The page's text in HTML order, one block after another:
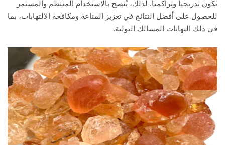
يكون تدريجياً وتراكمياً. لذلك، يُنصح بالاستخدام المنتظم والمستمر
للحصول على أفضل النتائج في تعزيز المناعة ومكافحة الالتهابات، بما
في ذلك التهابات المسالك البولية.